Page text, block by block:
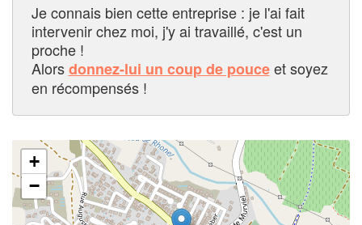
Je connais bien cette entreprise : je l'ai fait
intervenir chez moi, j'y ai travaillé, c'est un
proche !
Alorsdonnez-lui un coup de pouceet soyez
en récompensés !
+
−